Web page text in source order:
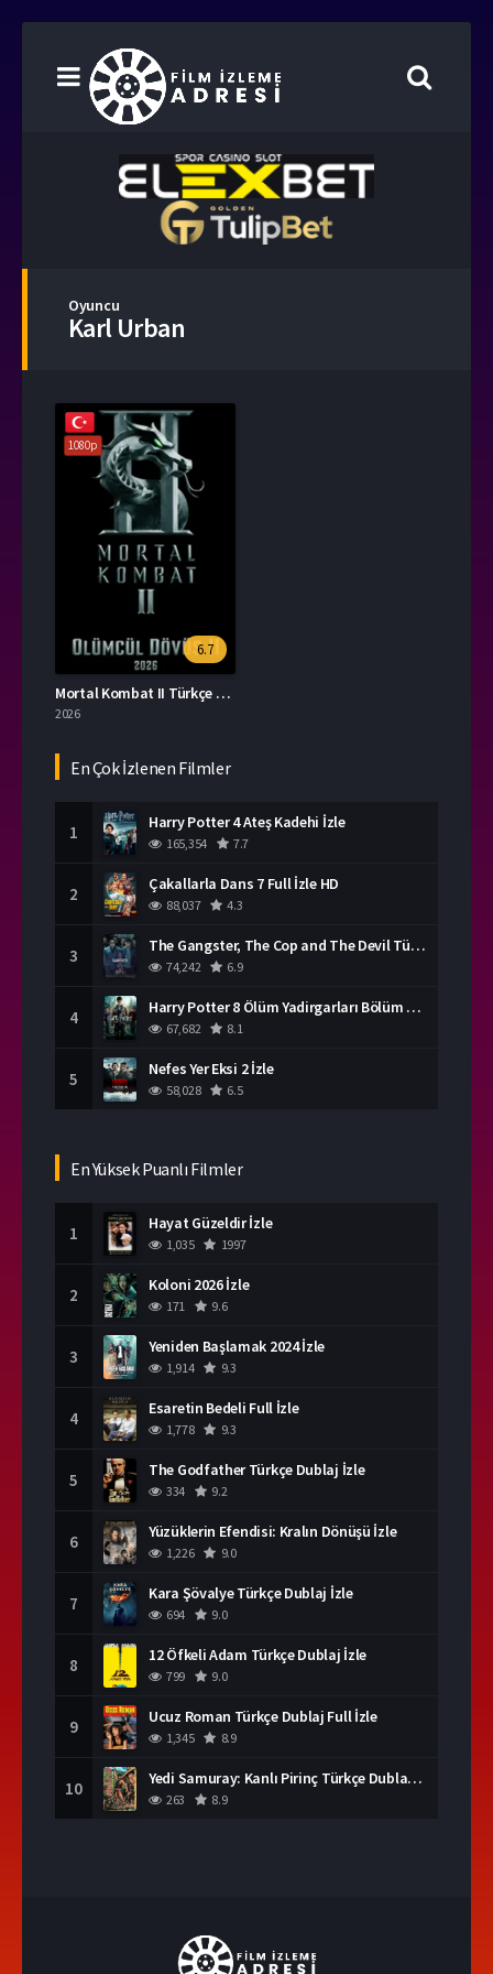
Oyuncu
Karl Urban
1080p
6.7
Mortal Kombat II Türkçe Dublaj İzle
2026
En Çok İzlenen Filmler
1 Harry Potter 4 Ateş Kadehi İzle
165,354 7.7
2 Çakallarla Dans 7 Full İzle HD
88,037 4.3
3 The Gangster, The Cop and The Devil Türkçe Dublaj İzle
74,242 6.9
4 Harry Potter 8 Ölüm Yadirgarları Bölüm 2 İzle
67,682 8.1
5 Nefes Yer Eksi 2 İzle
58,028 6.5
En Yüksek Puanlı Filmler
1 Hayat Güzeldir İzle
1,035 1997
2 Koloni 2026 İzle
171 9.6
3 Yeniden Başlamak 2024 İzle
1,914 9.3
4 Esaretin Bedeli Full İzle
1,778 9.3
5 The Godfather Türkçe Dublaj İzle
334 9.2
6 Yüzüklerin Efendisi: Kralın Dönüşü İzle
1,226 9.0
7 Kara Şövalye Türkçe Dublaj İzle
694 9.0
8 12 Öfkeli Adam Türkçe Dublaj İzle
799 9.0
9 Ucuz Roman Türkçe Dublaj Full İzle
1,345 8.9
10 Yedi Samuray: Kanlı Pirinç Türkçe Dublaj İzle
263 8.9